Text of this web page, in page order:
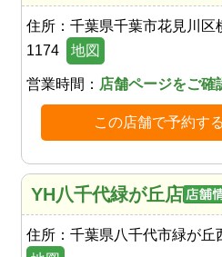
住所： 千葉県千葉市花見川区
1174
地図
営業時間： 店舗ページをご確
この店舗で予約する
YH八千代緑が丘店
住所： 千葉県八千代市緑が丘